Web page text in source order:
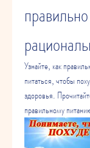
правильно
Узнайте, как
питаться, чтобы
здоровья.
правильному